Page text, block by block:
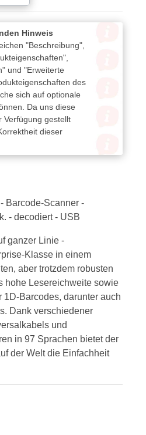
Hinweis
"Beschreibung",
und "Erweiterte
des
sich auf optionale
Da uns diese
Verfügung gestellt
dieser
Barcode-Scanner -
- decodiert - USB
ganzer Linie -
Klasse in einem
aber trotzdem robusten
hohe Lesereichweite sowie
Barcodes, darunter auch
Dank verschiedener
und
in 97 Sprachen bietet der
der Welt die Einfachheit